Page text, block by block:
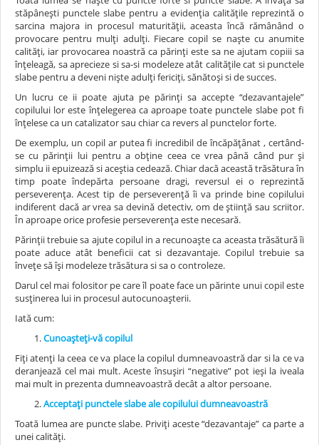
stăpânești punctele slabe pentru a evidenția calitățile reprezintă o
sarcina majora in procesul maturității, aceasta încă rămânând o
provocare pentru mulți adulți. Fiecare copil se naște cu anumite
calități, iar provocarea noastră ca părinți este sa ne ajutam copiii sa
înțeleagă, sa aprecieze si sa-si modeleze atât calitățile cat si punctele
slabe pentru a deveni niște adulți fericiți, sănătoși si de succes.
Un lucru ce ii poate ajuta pe părinți sa accepte “dezavantajele”
copilului lor este înțelegerea ca aproape toate punctele slabe pot fi
înțelese ca un catalizator sau chiar ca revers al punctelor forte.
De exemplu, un copil ar putea fi incredibil de încăpățânat , certând-
se cu părinții lui pentru a obține ceea ce vrea până când pur și
simplu ii epuizează si aceștia cedează. Chiar dacă această trăsătura în
timp poate îndepărta persoane dragi, reversul ei o reprezintă
perseverența. Acest tip de perseverență îi va prinde bine copilului
indiferent dacă ar vrea sa devină detectiv, om de știință sau scriitor.
În aproape orice profesie perseverența este necesară.
Părinții trebuie sa ajute copilul in a recunoaște ca aceasta trăsătură îi
poate aduce atât beneficii cat si dezavantaje. Copilul trebuie sa
învețe să își modeleze trăsătura si sa o controleze.
Darul cel mai folositor pe care îl poate face un părinte unui copil este
susținerea lui in procesul autocunoașterii.
Iată cum:
Cunoașteți-vă copilul
Fiți atenți la ceea ce va place la copilul dumneavoastră dar si la ce va
deranjează cel mai mult. Aceste însușiri “negative” pot ieși la iveala
mai mult in prezenta dumneavoastră decât a altor persoane.
Acceptați punctele slabe ale copilului dumneavoastră
Toată lumea are puncte slabe. Priviți aceste “dezavantaje” ca parte a
unei calități.